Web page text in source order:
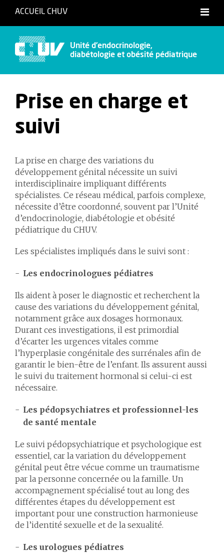
ACCUEIL CHUV
Unité d’endocrinologie,
diabétologie et obésité pédiatrique
Prise en charge et
suivi
La prise en charge des variations du
développement génital nécessite un suivi
interdisciplinaire impliquant différents
spécialistes. Ce réseau médical, parfois complexe,
nécessite d’être coordonné, souvent par l’Unité
d’endocrinologie, diabétologie et obésité
pédiatrique du CHUV.
Les spécialistes impliqués dans le suivi sont :
Les endocrinologues pédiatres
Ils aident à poser le diagnostic et recherchent la
cause des variations du développement génital,
notamment grâce aux dosages hormonaux.
Durant ces investigations, il est primordial
d’écarter les urgences vitales comme
l’hyperplasie congénitale des surrénales afin de
garantir le bien-être de l’enfant. Ils assurent aussi
le suivi du traitement hormonal si celui-ci est
nécessaire.
Les pédopsychiatres et professionnel-les
de santé mentale
Le suivi pédopsychiatrique et psychologique est
essentiel, car la variation du développement
génital peut être vécue comme un traumatisme
par la personne concernée ou la famille. Un
accompagnement spécialisé tout au long des
différentes étapes du développement est
important pour une construction harmonieuse
de l’identité sexuelle et de la sexualité.
Les urologues pédiatres